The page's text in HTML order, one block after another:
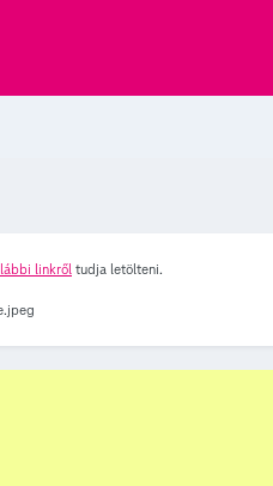
linkről tudja letölteni.